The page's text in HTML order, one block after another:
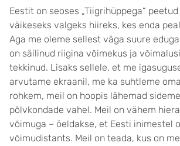
Eestit on seoses „Tiigrihüppega“
väikeseks valgeks hiireks, kes enda
Aga me oleme sellest väga suure
on säilinud riigina võimekus ja
tekkinud. Lisaks sellele, et me
arvutame ekraanil, me ka suhtleme
rohkem, meil on hoopis lähemad
põlvkondade vahel. Meil on vähem
võimuga – öeldakse, et Eesti inimestel
võimudistants. Meil on teada, kus on